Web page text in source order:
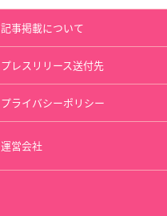
記事掲載について
プレスリリース送付先
プライバシーポリシー
運営会社